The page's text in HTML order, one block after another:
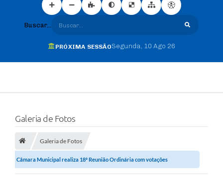
Buscar...
PRÓXIMA SESSÃOSegunda 10 Ago 26
Galeria de Fotos
Galeria de Fotos
Câmara Municipal realiza 18ª Reunião Ordinária com votações